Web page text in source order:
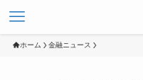
ホーム 金融ニュース